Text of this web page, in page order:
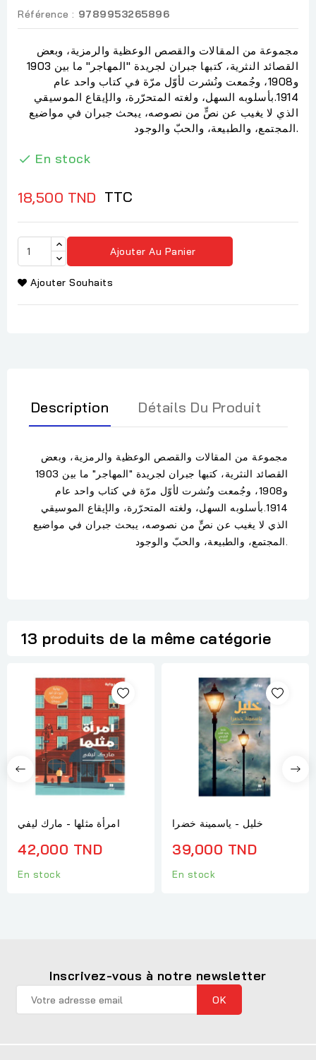
Référence : 9789953265896
مجموعة من المقالات والقصص الوعظية والرمزية، وبعض
القصائد النثرية، كتبها جبران لجريدة "المهاجر" ما بين 1903
و1908، وجُمعت ونُشرت لأوّل مرّة في كتاب واحد عام
1914.بأسلوبه السهل، ولغته المتحرّرة، والإيقاع الموسيقي
الذي لا يغيب عن نصٍّ من نصوصه، يبحث جبران في مواضيع
المجتمع، والطبيعة، والحبّ والوجود.
 En stock
18,500 TND TTC
Ajouter Au Panier
Ajouter Souhaits
Description Détails Du Produit
مجموعة من المقالات والقصص الوعظية والرمزية، وبعض
القصائد النثرية، كتبها جبران لجريدة "المهاجر" ما بين 1903
و1908، وجُمعت ونُشرت لأوّل مرّة في كتاب واحد عام
1914.بأسلوبه السهل، ولغته المتحرّرة، والإيقاع الموسيقي
الذي لا يغيب عن نصٍّ من نصوصه، يبحث جبران في مواضيع
المجتمع، والطبيعة، والحبّ والوجود.
13 produits de la même catégorie
امرأة مثلها - مارك ليفي
42,000 TND
En stock
خليل - ياسمينة خضرا
39,000 TND
En stock
Inscrivez-vous à notre newsletter